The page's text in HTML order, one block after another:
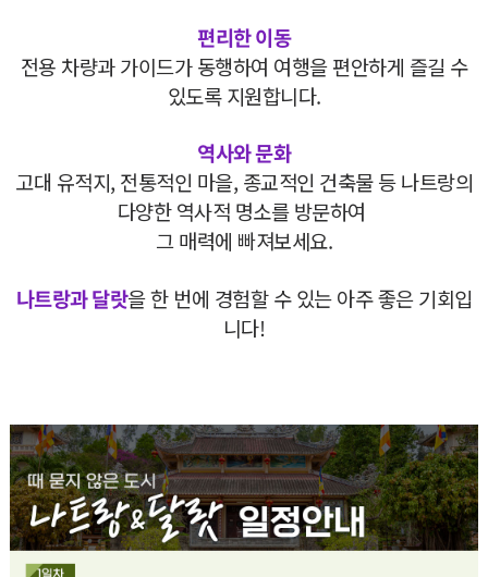
편리한 이동
전용 차량과 가이드가 동행하여 여행을 편안하게 즐길 수
있도록 지원합니다.
역사와 문화
고대 유적지, 전통적인 마을, 종교적인 건축물 등 나트랑의
다양한 역사적 명소를 방문하여
그 매력에 빠져보세요.
나트랑과 달랏을 한 번에 경험할 수 있는 아주 좋은 기회입
니다!